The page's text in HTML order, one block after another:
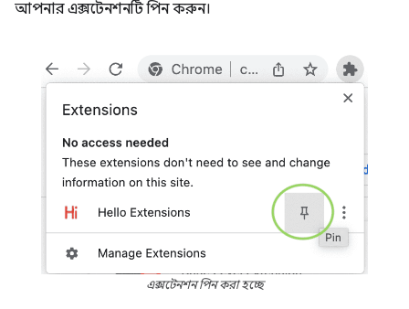
আপনার এক্সটেনশনটি পিন করুন।
এক্সটেনশন পিন করা হচ্ছে